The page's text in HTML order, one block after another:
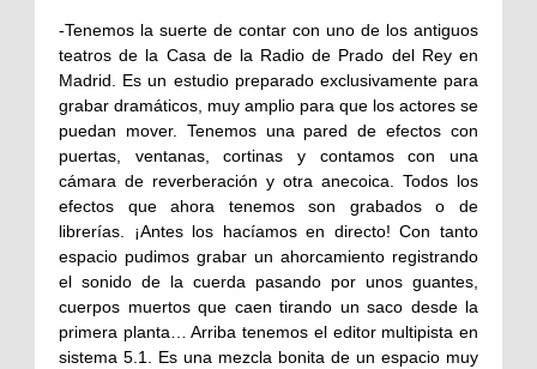
-Tenemos la suerte de contar con uno de los antiguos
teatros de la Casa de la Radio de Prado del Rey en
Madrid. Es un estudio preparado exclusivamente para
grabar dramáticos, muy amplio para que los actores se
puedan mover. Tenemos una pared de efectos con
puertas, ventanas, cortinas y contamos con una
cámara de reverberación y otra anecoica. Todos los
efectos que ahora tenemos son grabados o de
librerías. ¡Antes los hacíamos en directo! Con tanto
espacio pudimos grabar un ahorcamiento registrando
el sonido de la cuerda pasando por unos guantes,
cuerpos muertos que caen tirando un saco desde la
primera planta… Arriba tenemos el editor multipista en
sistema 5.1. Es una mezcla bonita de un espacio muy